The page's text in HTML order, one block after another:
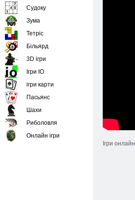
Ігри онлайн
Судоку
Зума
Тетріс
Більярд
3D ігри
Ігри IO
ігри карти
Пасьянс
Шахи
Риболовля
Онлайн ігри